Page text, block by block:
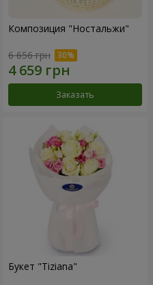
Композиция "Ностальжи"
6 656 грн
Заказать
Букет "Tiziana"